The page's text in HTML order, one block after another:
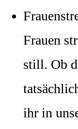
Frauen
still. Ob
ihr in